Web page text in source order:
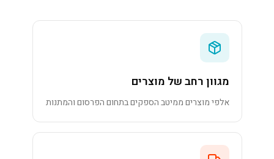
מגוון רחב של מוצרים
אלפי מוצרים ממיטב הספקים בתחום הפרסום והמתנות